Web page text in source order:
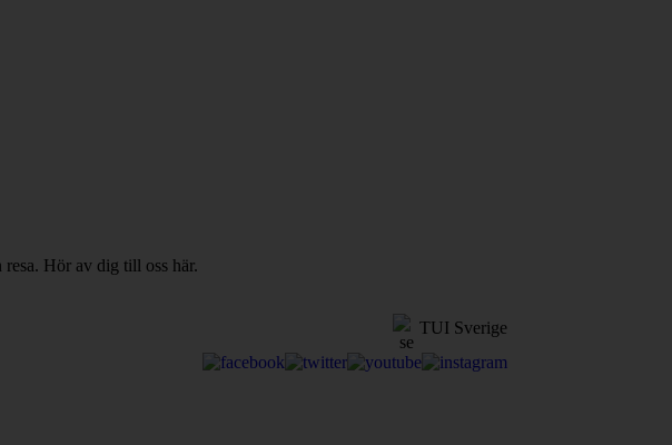
Hör av dig till oss här.
TUI Sverige